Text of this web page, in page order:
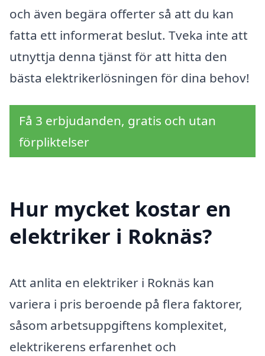
och även begära offerter så att du kan
fatta ett informerat beslut. Tveka inte att
utnyttja denna tjänst för att hitta den
bästa elektrikerlösningen för dina behov!
Få 3 erbjudanden, gratis och utan
förpliktelser
Hur mycket kostar en
elektriker i Roknäs?
Att anlita en elektriker i Roknäs kan
variera i pris beroende på flera faktorer,
såsom arbetsuppgiftens komplexitet,
elektrikerens erfarenhet och